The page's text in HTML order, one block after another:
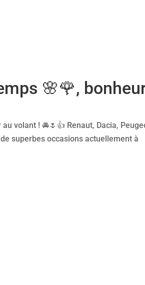
🌸🌹,
volant ! 🚘🌷👍 Renaut, Dacia,
superbes occasions actuellement à